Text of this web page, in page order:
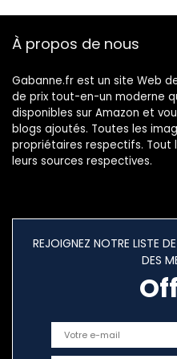
À propos de nous
Gabanne.fr est un site Web
de prix tout-en-un moderne
disponibles sur Amazon et
blogs ajoutés. Toutes les
propriétaires respectifs.
leurs sources respectives.
REJOIGNEZ NOTRE LISTE
DES